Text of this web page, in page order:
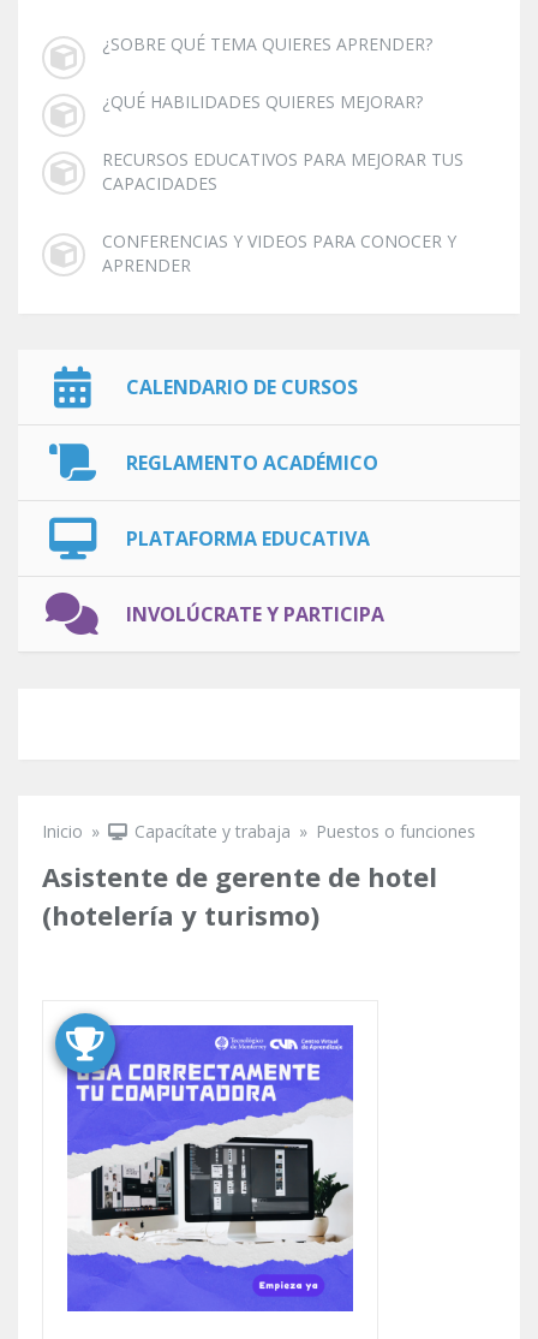
¿SOBRE QUÉ TEMA QUIERES APRENDER?
¿QUÉ HABILIDADES QUIERES MEJORAR?
RECURSOS EDUCATIVOS PARA MEJORAR TUS
CAPACIDADES
CONFERENCIAS Y VIDEOS PARA CONOCER Y
APRENDER
CALENDARIO DE CURSOS
REGLAMENTO ACADÉMICO
PLATAFORMA EDUCATIVA
INVOLÚCRATE Y PARTICIPA
Se encuentra usted aquí
Capacítate y trabaja»
Asistente de gerente de hotel
(hotelería y turismo)